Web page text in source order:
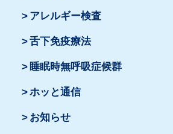
アレルギー検査
舌下免疫療法
睡眠時無呼吸症候群
ホッと通信
お知らせ